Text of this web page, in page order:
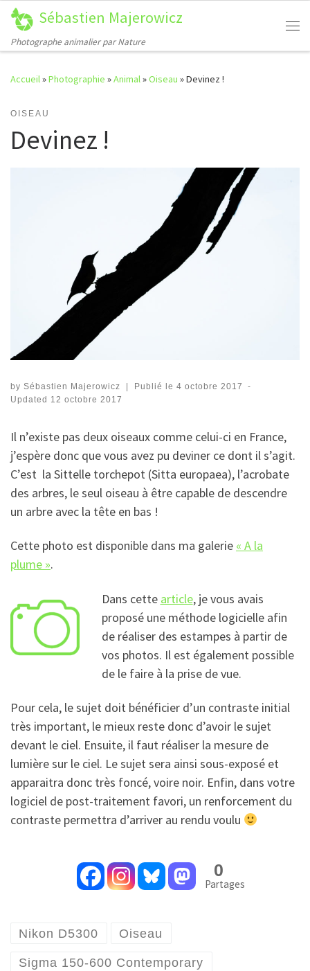
Passer au contenu
Sébastien Majerowicz
Photographe animalier par Nature
Accueil»Photographie »Animal»Oiseau »Devinez !
OISEAU
Devinez !
by Sébastien Majerowicz | Publié le 4 octobre 2017
-
Updated 12 octobre 2017
Il n’existe pas deux oiseaux comme celui-ci en France,
j’espère donc que vous avez pu deviner ce dont il s’agit.
C’est la Sittelle torchepot (Sitta europaea), l’acrobate
des arbres, le seul oiseau à être capable de descendre
un arbre avec la tête en bas !
Cette photo est disponible dans ma galerie « A la
plume ».
Dans cette article, je vous avais
proposé une méthode logicielle afin
de réaliser des estampes à partir de
vos photos. Il est également possible
de le faire à la prise de vue.
Pour cela, le sujet doit bénéficier d’un contraste initial
très important, le mieux reste donc d’avoir le sujet
devant le ciel. Ensuite, il faut réaliser la mesure de
lumière sur le ciel. Le sujet sera ainsi sous-exposé et
apparaitra donc très foncé, voire noir. Enfin, dans votre
logiciel de post-traitement favori, un renforcement du
contraste permettra d’arriver au rendu voulu
0
Partages
Nikon D5300 Oiseau
Sigma 150-600 Contemporary